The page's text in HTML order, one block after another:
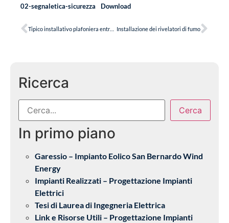
02-segnaletica-sicurezza Download
Installazione dei rivelatori di fumo
Ricerca
Cerca
In primo piano
Garessio – Impianto Eolico San Bernardo Wind
Energy
Impianti Realizzati – Progettazione Impianti
Elettrici
Tesi di Laurea di Ingegneria Elettrica
Link e Risorse Utili – Progettazione Impianti